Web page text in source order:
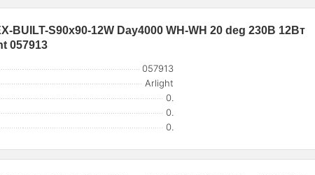
BUILT-S90x90-12W Day4000 WH-WH 20 deg 230В 12Вт
057913
057913
Arlight
0.
0.
0.